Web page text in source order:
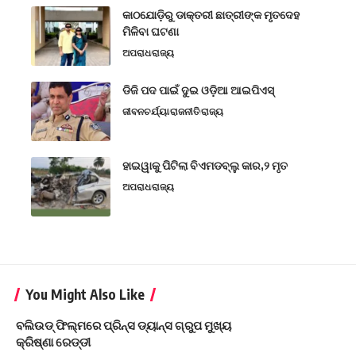
କାଠଯୋଡ଼ିରୁ ଡାକ୍ତରୀ ଛାତ୍ରୀଙ୍କ ମୃତଦେହ
ମିଳିବା ଘଟଣା
ଅପରାଧରାଜ୍ୟ
ଡିଜି ପଦ ପାଇଁ ଦୁଇ ଓଡ଼ିଆ ଆଇପିଏସ୍
ଜୀବନଚର୍ଯ୍ୟାରାଜନୀତିରାଜ୍ୟ
ହାଇୱାକୁ ପିଟିଲା ବିଏମଡବ୍ଲୁ କାର,୨ ମୃତ
ଅପରାଧରାଜ୍ୟ
You Might Also Like
ବଲିଉଡ୍‌ ଫିଲ୍ମରେ ପ୍ରିନ୍ସ ଡ୍ୟାନ୍ସ ଗ୍ରୁପ ମୁଖ୍ୟ
କ୍ରିଷ୍ଣା ରେଡ୍ଡୀ